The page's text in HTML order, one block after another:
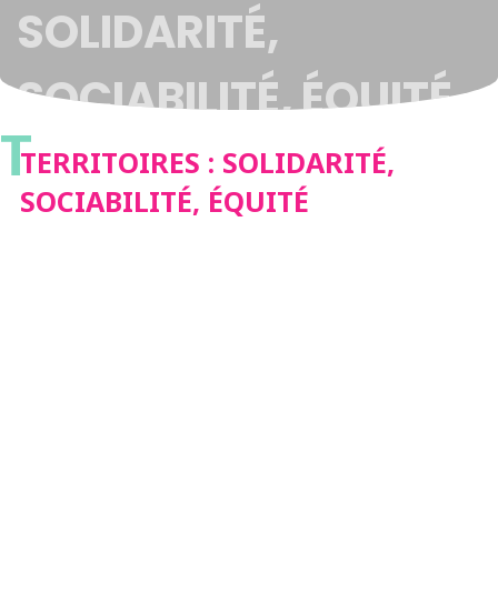
SOLIDARITÉ,
SOCIABILITÉ, ÉQUITÉ
TTERRITOIRES : SOLIDARITÉ,
SOCIABILITÉ, ÉQUITÉ